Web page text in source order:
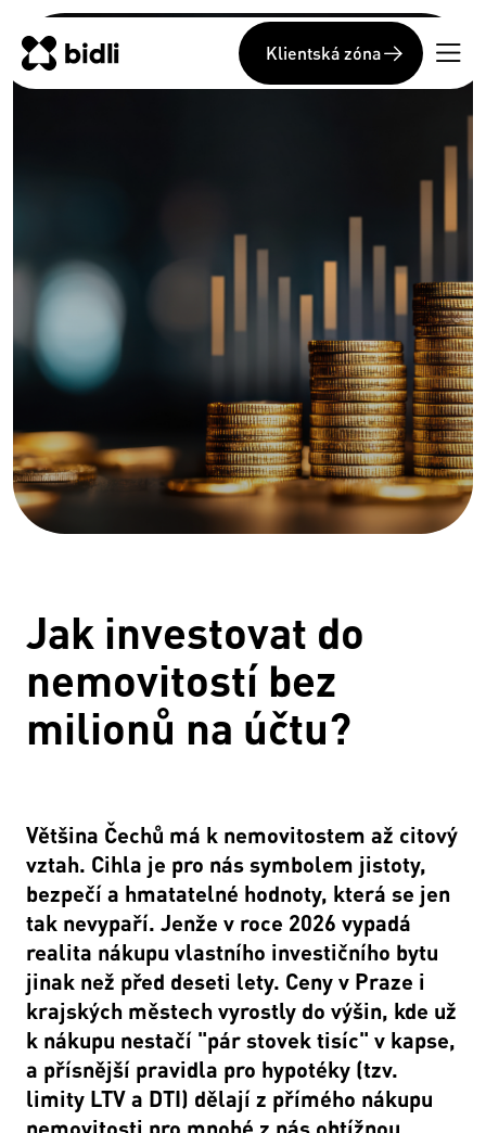
Klientská zóna
Jak investovat do
nemovitostí bez
milionů na účtu?
Většina Čechů má k nemovitostem až citový
vztah. Cihla je pro nás symbolem jistoty,
bezpečí a hmatatelné hodnoty, která se jen
tak nevypaří. Jenže v roce 2026 vypadá
realita nákupu vlastního investičního bytu
jinak než před deseti lety. Ceny v Praze i
krajských městech vyrostly do výšin, kde už
k nákupu nestačí "pár stovek tisíc" v kapse,
a přísnější pravidla pro hypotéky (tzv.
limity LTV a DTI) dělají z přímého nákupu
nemovitosti pro mnohé z nás obtížnou